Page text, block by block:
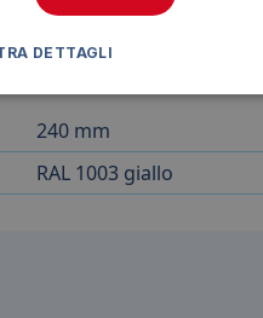
240 mm
RAL 1003 giallo
DETTAGLI